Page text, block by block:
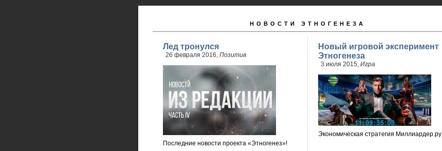
НОВОСТИ ЭТНОГЕНЕЗА
Лед тронулся
26 февраля 2016, Позитив
Последние новости проекта «Этногенез»!
Новый игровой эксперимент
Этногенеза
3 июля 2015, Игра
Экономическая стратегия Миллиардер.ру